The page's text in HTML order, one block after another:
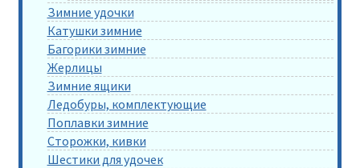
Зимние удочки
Катушки зимние
Багорики зимние
Жерлицы
Зимние ящики
Ледобуры, комплектующие
Поплавки зимние
Сторожки, кивки
Шестики для удочек